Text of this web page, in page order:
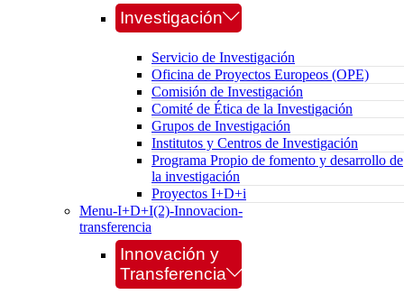
Investigación
Servicio de Investigación
Oficina de Proyectos Europeos (OPE)
Comisión de Investigación
Comité de Ética de la Investigación
Grupos de Investigación
Institutos y Centros de Investigación
Programa Propio de fomento y desarrollo de
la investigación
Proyectos I+D+i
Menu-I+D+I(2)-Innovacion-
transferencia
Innovación y
Transferencia